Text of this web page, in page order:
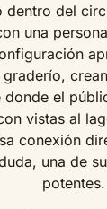
dentro del
una
donde el
vistas al
conexión
una de
potentes.